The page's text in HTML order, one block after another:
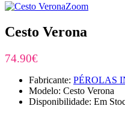
Zoom
Cesto Verona
74.90€
Fabricante: PÉROLAS
Modelo: Cesto Verona
Disponibilidade: Em